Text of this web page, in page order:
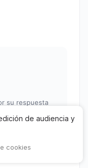
su respuesta
nosotros.de audiencia y
cookies